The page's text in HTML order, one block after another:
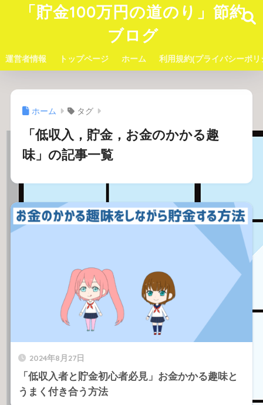
「貯金100万円の道のり」節約
ブログ
運営者情報 トップページ ホーム 利用規約(プライバシーポリ
ホーム タグ
「低収入，貯金，お金のかかる趣
味」の記事一覧
2024年8月27日
「低収入者と貯金初心者必見」お金かかる趣味と
うまく付き合う方法